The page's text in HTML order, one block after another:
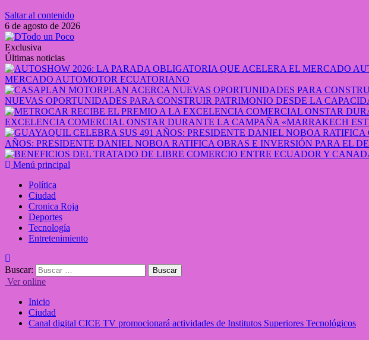
Saltar al contenido
6 de agosto de 2026
Exclusiva
Últimas noticias
MERCADO AUTOMOTOR ECUATORIANO
NUEVAS OPORTUNIDADES PARA CONSTRUIR PATRIMONIO DESDE LA
EXCELENCIA COMERCIAL ONSTAR DURANTE LA CAMPAÑA «MARRAKECH
AÑOS: PRESIDENTE DANIEL NOBOA RATIFICA OBRAS E INVERSIÓN PARA EL
Menú principal
Política
Ciudad
Cronica Roja
Deportes
Tecnología
Entretenimiento
Buscar:
Ver online
Inicio
Ciudad
Canal digital CICE TV promocionará actividades de Institutos Superiores Tecnológicos